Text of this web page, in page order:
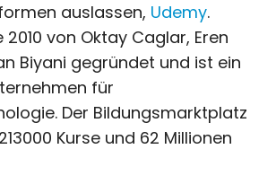
auslassen, Udemy.
von Oktay Caglar, Eren
Biyani gegründet und ist ein
für
Der Bildungsmarktplatz
Kurse und 62 Millionen